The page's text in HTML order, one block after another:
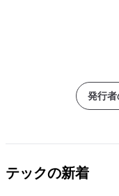
発行
テックの新着